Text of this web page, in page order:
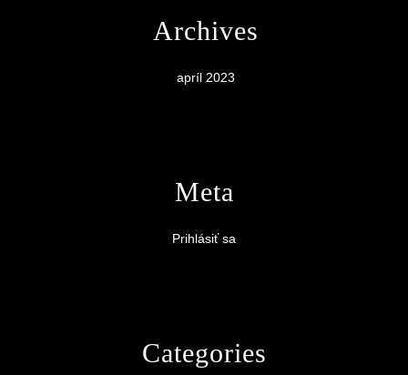
Archives
apríl 2023
Meta
Prihlásiť sa
Categories